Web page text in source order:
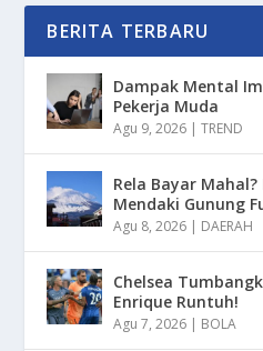
BERITA TERBARU
Dampak Mental
Pekerja Muda
Agu 9, 2026 |TREND
Rela Bayar
Mendaki Gunung
Agu 8, 2026 | DAERAH
Chelsea
Enrique Runtuh!
Agu 7, 2026 | BOLA